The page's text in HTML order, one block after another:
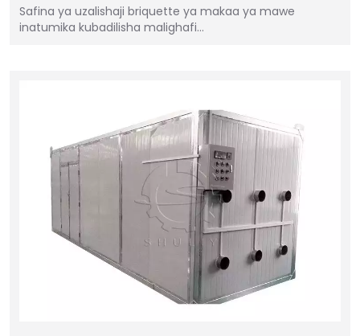
Safina ya uzalishaji briquette ya makaa ya mawe
inatumika kubadilisha malighafi…